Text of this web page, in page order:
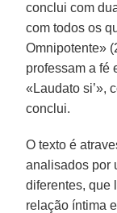
conclui com
com todos os
Omnipotente»
professam a fé
«Laudato si’»,
conclui.
O texto é
analisados por
diferentes, que
relação íntima